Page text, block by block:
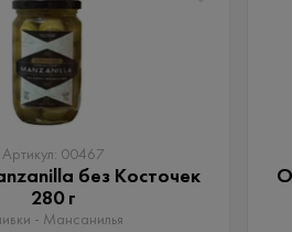
Артикул: 00467
без Косточек
280 г
- Мансанилья